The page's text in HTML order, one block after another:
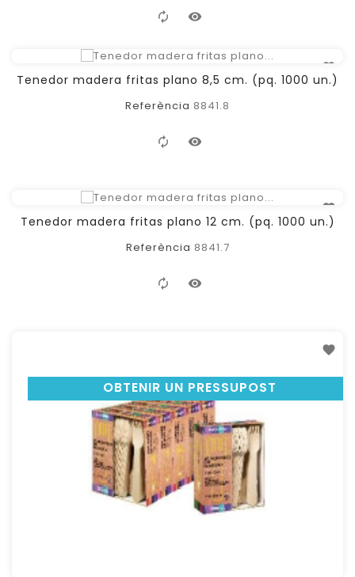
OBTENIR UN PRESSUPOST
Tenedor madera fritas plano 8,5 cm. (pq. 1000 un.)
Referència 8841.8
OBTENIR UN PRESSUPOST
Tenedor madera fritas plano 12 cm. (pq. 1000 un.)
Referència 8841.7
OBTENIR UN PRESSUPOST